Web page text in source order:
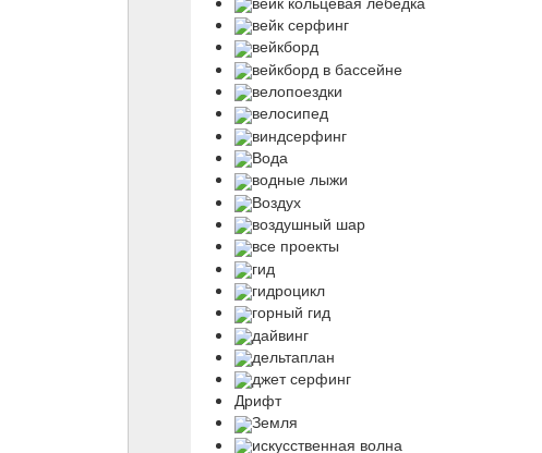
вейк серфинг
вейкборд
вейкборд в бассейне
велопоездки
велосипед
виндсерфинг
Вода
водные лыжи
Воздух
воздушный шар
все проекты
гид
гидроцикл
горный гид
дайвинг
дельтаплан
джет серфинг
Дрифт
Земля
искусственная волна